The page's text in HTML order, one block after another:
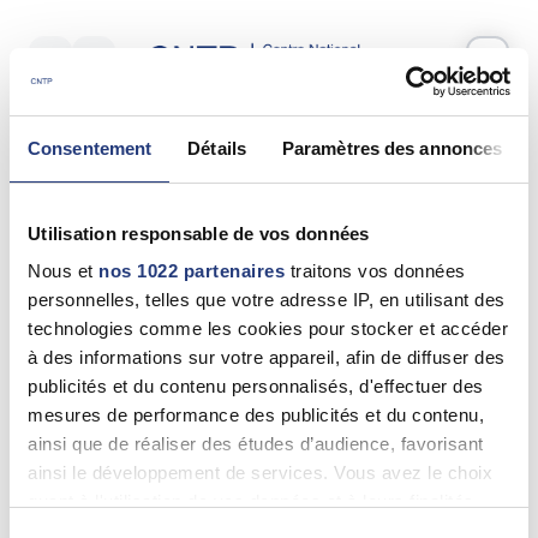
Consentement Détails Paramètres des annonces
Utilisation responsable de vos données
Nous et nos 1022 partenaires traitons vos données
personnelles, telles que votre adresse IP, en utilisant des
technologies comme les cookies pour stocker et accéder
à des informations sur votre appareil, afin de diffuser des
publicités et du contenu personnalisés, d'effectuer des
mesures de performance des publicités et du contenu,
ainsi que de réaliser des études d’audience, favorisant
ainsi le développement de services. Vous avez le choix
Votre test psychotechnique
Jeudi 18 Juin 2026à15:10
Nom *
Prénom(s) *
Email *